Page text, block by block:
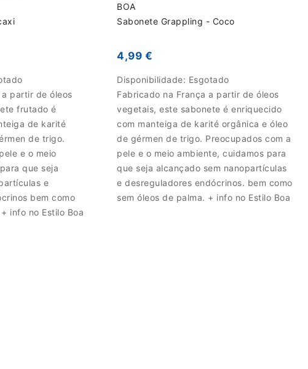
partir de óleos
frutado é
de karité
de trigo.
e o meio
que seja
e
bem como
info no Estilo Boa
BOA
Sabonete Grappling - Coco
4,99 €
Disponibilidade: Esgotado
Fabricado na França a partir de óleos
vegetais, este sabonete é enriquecido
com manteiga de karité orgânica e óleo
de gérmen de trigo. Preocupados com a
pele e o meio ambiente, cuidamos para
que seja alcançado sem nanopartículas
e desreguladores endócrinos. bem como
sem óleos de palma. + info no Estilo Boa